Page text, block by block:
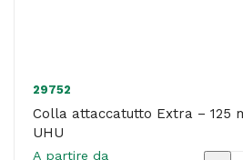
29752
Colla attaccatutto Extra – 125
UHU
A partire da